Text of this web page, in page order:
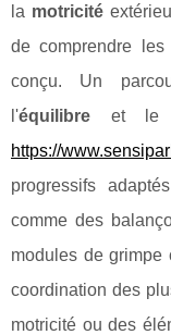
la motricité
de comprendre les
conçu. Un
l'équilibre et le
https://
progressifs
comme des
modules de grimpe
coordination des
motricité ou des